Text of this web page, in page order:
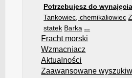
Potrzebujesz do wynajęcia
Tankowiec, chemikaliowiec
statek Barka ...
Fracht morski
Wzmacniacz
Aktualności
Zaawansowane